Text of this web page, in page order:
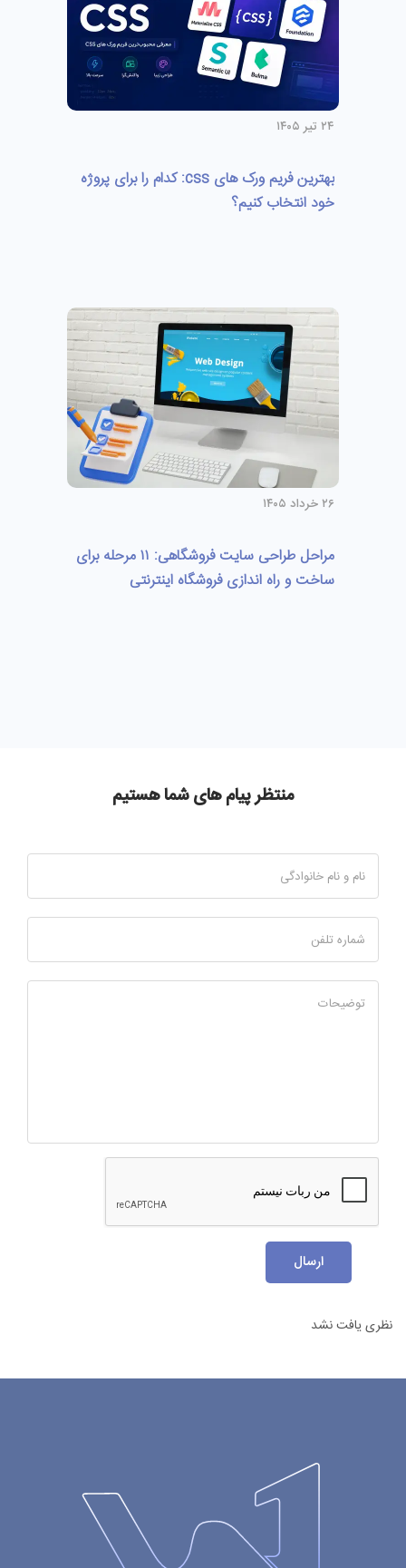
۲۴ تیر ۱۴۰۵
بهترین فریم ورک های css: کدام را برای پروژه
خود انتخاب کنیم؟
۲۶ خرداد ۱۴۰۵
مراحل طراحی سایت فروشگاهی: ۱۱ مرحله برای
ساخت و راه اندازی فروشگاه اینترنتی
منتظر پیام های شما هستیم
نام و نام خانوادگی
شماره تلفن
توضیحات
ارسال
نظری یافت نشد